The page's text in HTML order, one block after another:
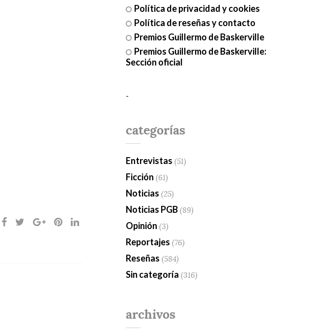
Política de privacidad y cookies
Política de reseñas y contacto
Premios Guillermo de Baskerville
Premios Guillermo de Baskerville:
Sección oficial
-
categorías
Entrevistas (51)
Ficción (61)
Noticias (25)
Noticias PGB (89)
Opinión (3)
Reportajes (76)
Reseñas (584)
Sin categoría (316)
archivos